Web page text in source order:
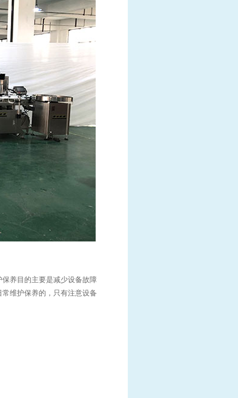
养目的主要是减少设备故障
维护保养的，只有注意设备